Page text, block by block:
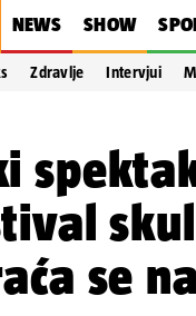
NEWS SHOW
Zdravlje Intervjui
se